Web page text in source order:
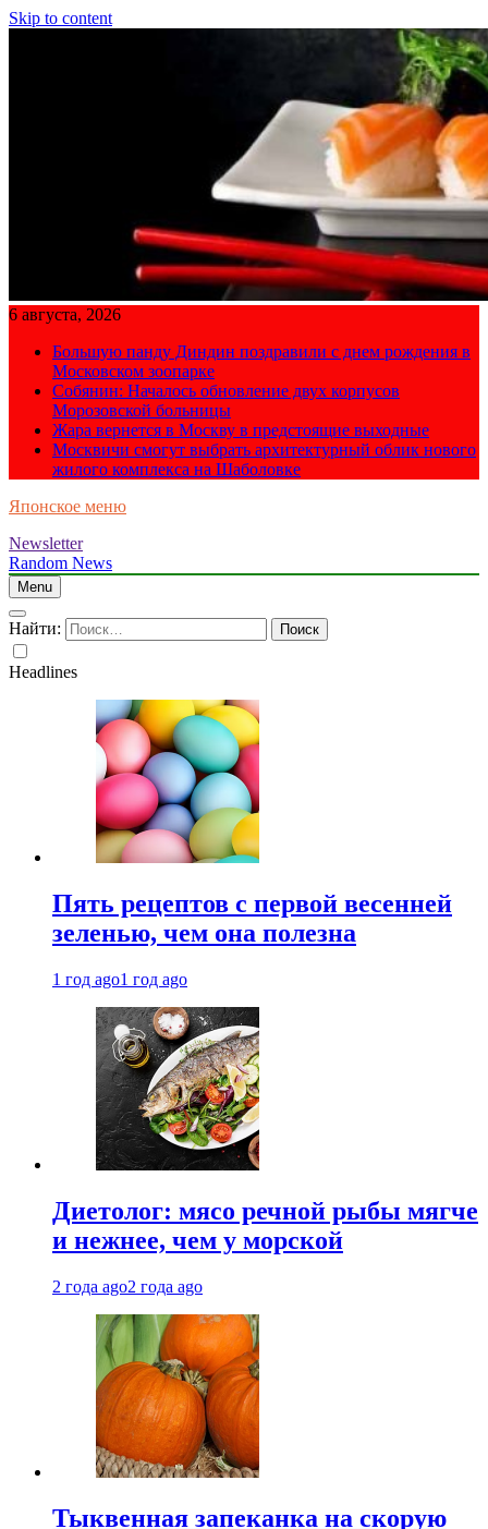
Skip to content
6 августа, 2026
Большую панду Диндин поздравили с днем рождения в
Московском зоопарке
Собянин: Началось обновление двух корпусов
Морозовской больницы
Жара вернется в Москву в предстоящие выходные
Москвичи смогут выбрать архитектурный облик нового
жилого комплекса на Шаболовке
Японское меню
Newsletter
Random News
Menu
Найти:
Headlines
Пять рецептов с первой весенней
зеленью, чем она полезна
1 год ago1 год ago
Диетолог: мясо речной рыбы мягче
и нежнее, чем у морской
2 года ago2 года ago
Тыквенная запеканка на скорую